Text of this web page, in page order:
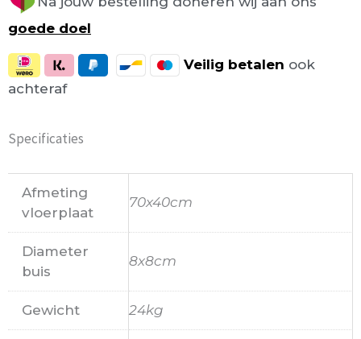
goede doel
Veilig betalen ook
achteraf
Specificaties
Afmeting
vloerplaat
70x40cm
Diameter
buis
8x8cm
Gewicht 24kg